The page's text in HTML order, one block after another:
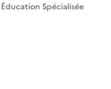
Spécialisée